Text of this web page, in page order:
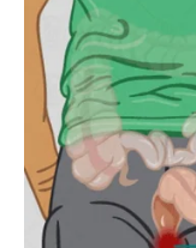
Važno je da ne
ispunite. Reči
Danas gradite
RAK –